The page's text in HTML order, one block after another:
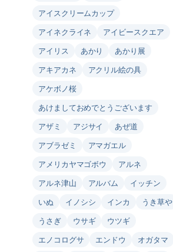
アイスクリームカップ
アイネクライネ
アイビースクエア
アイリス
あかり
あかり展
アキアカネ
アクリル絵の具
アケボノ桜
あけましておめでとうございます
アザミ
アジサイ
あぜ道
アブラゼミ
アマガエル
アメリカヤマゴボウ
アルネ
アルネ津山
アルバム
イッチン
いぬ
イノシシ インカ
うき草や
うさぎ
ウサギ
ウツギ
エノコログサ
エンドウ
オガタマ